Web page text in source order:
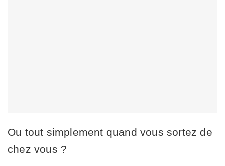
Ou tout simplement quand vous sortez de
chez vous ?